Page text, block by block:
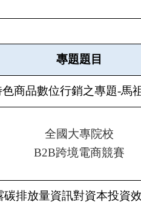
專題題目
色商品數位行銷之專題-馬
全國大專院校
B2B跨境電商競賽
碳排放量資訊對資本投資